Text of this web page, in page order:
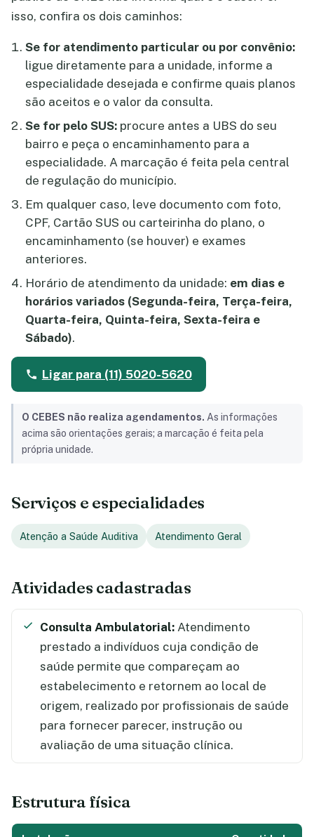
isso, confira os dois caminhos:
Se for atendimento particular ou por convênio:
ligue diretamente para a unidade, informe a
especialidade desejada e confirme quais planos
são aceitos e o valor da consulta.
Se for pelo SUS: procure antes a UBS do seu
bairro e peça o encaminhamento para a
especialidade. A marcação é feita pela central
de regulação do município.
Em qualquer caso, leve documento com foto,
CPF, Cartão SUS ou carteirinha do plano, o
encaminhamento (se houver) e exames
anteriores.
Horário de atendimento da unidade: em dias e
horários variados (Segunda-feira, Terça-feira,
Quarta-feira, Quinta-feira, Sexta-feira e
Sábado).
Ligar para (11) 5020-5620
O CEBES não realiza agendamentos. As informações
acima são orientações gerais; a marcação é feita pela
própria unidade.
Serviços e especialidades
Atenção a Saúde Auditiva Atendimento Geral
Atividades cadastradas
Consulta Ambulatorial: Atendimento
prestado a indivíduos cuja condição de
saúde permite que compareçam ao
estabelecimento e retornem ao local de
origem, realizado por profissionais de saúde
para fornecer parecer, instrução ou
avaliação de uma situação clínica.
Estrutura física